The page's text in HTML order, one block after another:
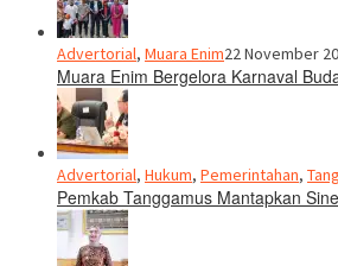
Advertorial, Muara Enim22 November
Muara Enim Bergelora Karnaval
Advertorial, Hukum, Pemerintahan,
Pemkab Tanggamus Mantapkan